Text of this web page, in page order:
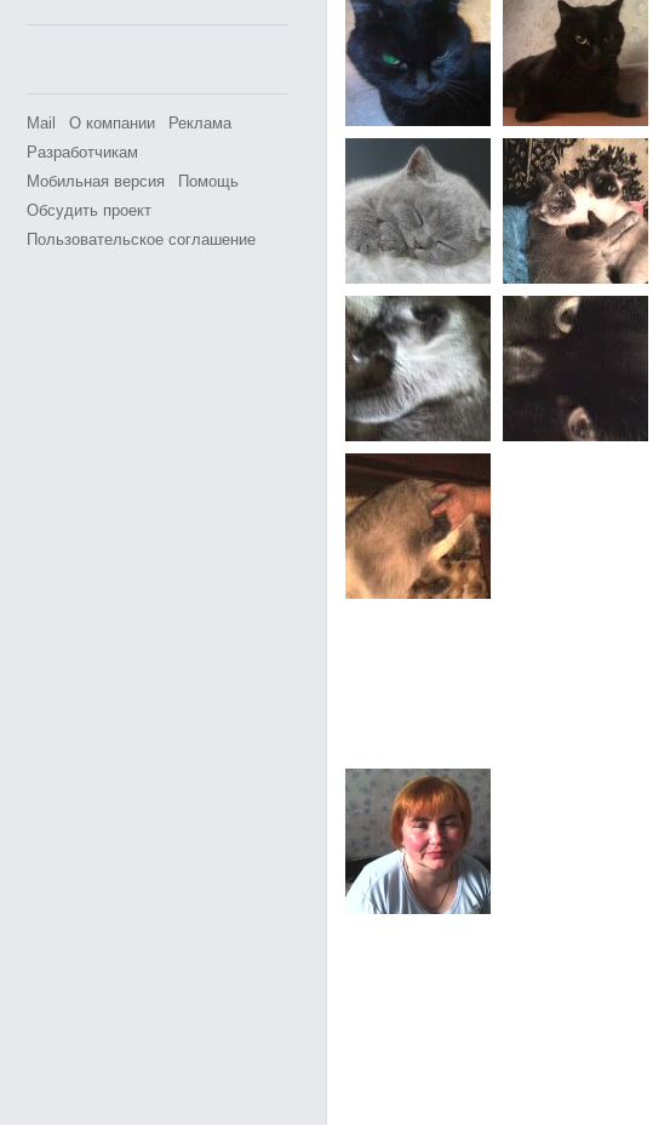
Mail О компании
Реклама
Разработчикам
Мобильная версия
Помощь
Обсудить проект
Пользовательское соглашение